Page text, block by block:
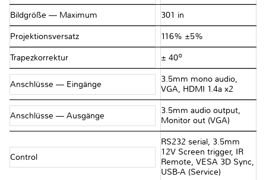
Bildgröße — Maximum 301 in
Projektionsversatz 116% ±5%
Trapezkorrektur ± 40º
Anschlüsse — Eingänge
3.5mm mono audio,
VGA, HDMI 1.4a x2
Anschlüsse — Ausgänge
3.5mm audio output,
Monitor out (VGA)
Control
RS232 serial, 3.5mm
12V Screen trigger, IR
Remote, VESA 3D Sync,
USB-A (Service)